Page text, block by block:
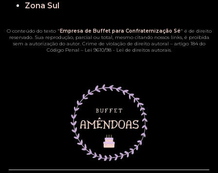
Zona Sul
O conteúdo do texto "Empresa de Buffet para Confraternização Sé" é de direito
reservado. Sua reprodução, parcial ou total, mesmo citando nossos links, é proibida
sem a autorização do autor. Crime de violação de direito autoral – artigo 184 do
Código Penal – Lei 9610/98 - Lei de direitos autorais.